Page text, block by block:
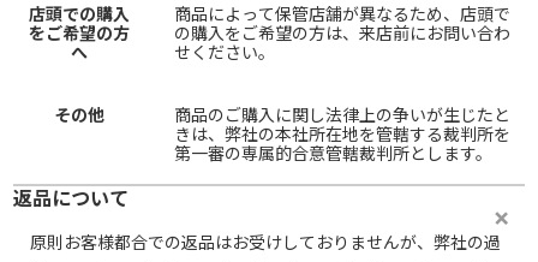
店頭での購入
をご希望の方
へ
商品によって保管店舗が異なるため、店頭で
の購入をご希望の方は、来店前にお問い合わ
せください。
その他
商品のご購入に関し法律上の争いが生じたと
きは、弊社の本社所在地を管轄する裁判所を
第一審の専属的合意管轄裁判所とします。
返品について
原則お客様都合での返品はお受けしておりませんが、弊社の過